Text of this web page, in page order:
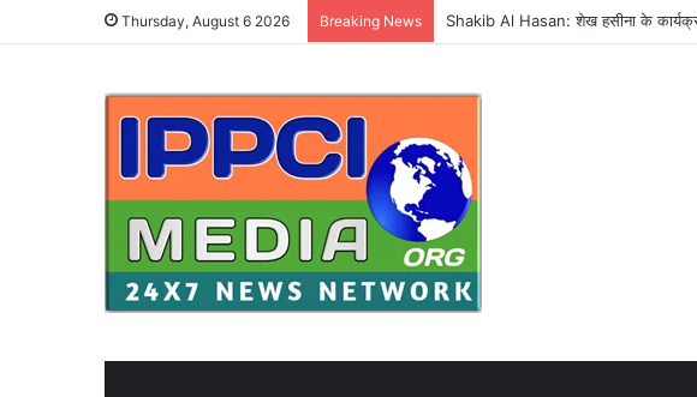
Thursday, August 6 2026 Breaking News